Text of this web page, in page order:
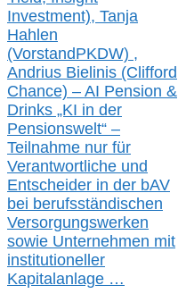
Investment), Tanja
Hahlen
(VorstandPKDW) ,
Andrius Bielinis (Clifford
Chance) – AI Pension &
Drinks „KI in der
Pensionswelt“ –
Teilnahme nur für
Verantwortliche und
Entscheider in der bAV
bei berufsständischen
Versorgungswerken
sowie Unternehmen mit
institutioneller
Kapitalanlage …